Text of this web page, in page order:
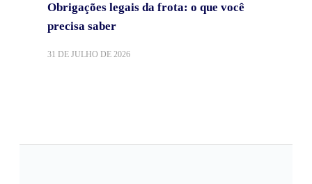
Obrigações legais da frota: o que você
precisa saber
31 DE JULHO DE 2026